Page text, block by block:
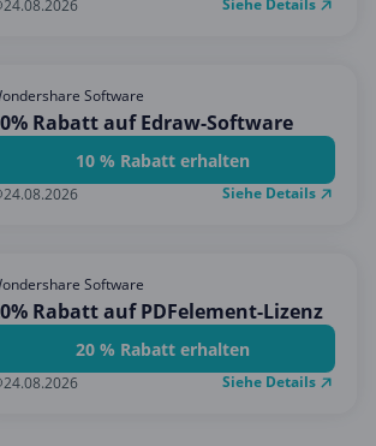
24.08.2026 Siehe Details
Software
Rabatt auf Edraw-Software
10 % Rabatt erhalten
24.08.2026 Siehe Details
Software
Rabatt auf PDFelement-Lizenz
20 % Rabatt erhalten
24.08.2026 Siehe Details